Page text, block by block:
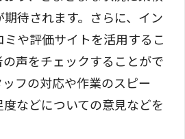
待されます。さらに、イン
や評価サイトを活用するこ
声をチェックすることがで
フの対応や作業のスピー
度などについての意見などを